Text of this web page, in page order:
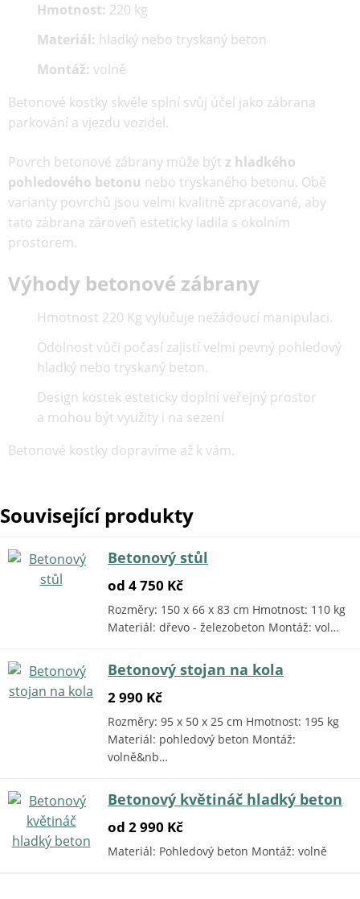
Hmotnost: 220 kg
Materiál: hladký nebo tryskaný beton
Montáž: volně
Betonové kostky skvěle splní svůj účel jako zábrana
parkování a vjezdu vozidel.
Povrch betonové zábrany může být z hladkého
pohledového betonu nebo tryskaného betonu. Obě
varianty povrchů jsou velmi kvalitně zpracované, aby
tato zábrana zároveň esteticky ladila s okolním
prostorem.
Výhody betonové zábrany
Hmotnost 220 Kg vylučuje nežádoucí manipulaci.
Odolnost vůči počasí zajistí velmi pevný pohledový
hladký nebo tryskaný beton.
Design kostek esteticky doplní veřejný prostor
a mohou být využity i na sezení
Betonové kostky dopravíme až k vám.
Související produkty
Betonový stůl
od 4 750 Kč
Rozměry: 150 x 66 x 83 cm Hmotnost: 110 kg
Materiál: dřevo - železobeton Montáž: vol…
Betonový stojan na kola
2 990 Kč
Rozměry: 95 x 50 x 25 cm Hmotnost: 195 kg
Materiál: pohledový beton Montáž:
volně&nb…
Betonový květináč hladký beton
od 2 990 Kč
Materiál: Pohledový beton Montáž: volně